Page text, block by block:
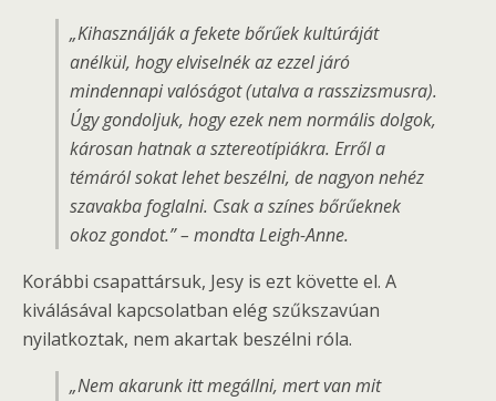
„Kihasználják a fekete bőrűek kultúráját
anélkül, hogy elviselnék az ezzel járó
mindennapi valóságot (utalva a rasszizsmusra).
Úgy gondoljuk, hogy ezek nem normális dolgok,
károsan hatnak a sztereotípiákra. Erről a
témáról sokat lehet beszélni, de nagyon nehéz
szavakba foglalni. Csak a színes bőrűeknek
okoz gondot.” – mondta Leigh-Anne.
Korábbi csapattársuk, Jesy is ezt követte el. A
kiválásával kapcsolatban elég szűkszavúan
nyilatkoztak, nem akartak beszélni róla.
„Nem akarunk itt megállni, mert van mit